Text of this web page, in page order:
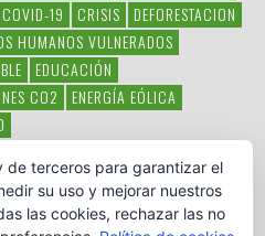
COVID-19 CRISIS
DEFORESTACION
HUMANOS VULNERADOS
EDUCACIÓN
CO2
ENERGÍA EÓLICA
AMBIENTE
MÉXICO
PAZ POBREZA POESÍA
POLITICA
de terceros para garantizar el
su uso y mejorar nuestros
las cookies, rechazar las no